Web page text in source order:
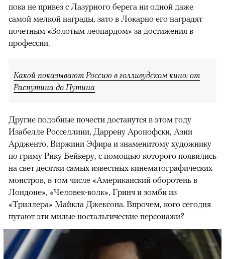
пока не привез с Лазурного берега ни одной даже
самой мелкой награды, зато в Локарно его наградят
почетным «Золотым леопардом» за достижения в
профессии.
Какой показывают Россию в голливудском кино: от
Распутина до Путина
Другие подобные почести достанутся в этом году
Изабелле Росселлини, Даррену Аронофски, Азии
Ардженто, Виржини Эфира и знаменитому художнику
по гриму Рику Бейкеру, с помощью которого появились
на свет десятки самых известных кинематографических
монстров, в том числе «Американский оборотень в
Лондоне», «Человек-волк», Гринч и зомби из
«Триллера» Майкла Джексона. Впрочем, кого сегодня
пугают эти милые ностальгические персонажи?